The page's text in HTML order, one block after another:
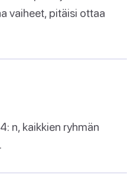
vaiheet, pitäisi ottaa
n, kaikkien ryhmän